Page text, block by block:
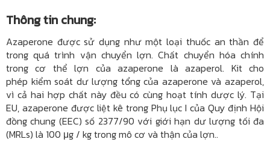
Thông tin chung:
Azaperone được sử dụng như một loại thuốc an thần để
trong quá trình vận chuyển lợn. Chất chuyển hóa chính
trong cơ thể lợn của azaperone là azaperol. Kit cho
phép kiểm soát dư lượng tổng của azaperone và azaperol,
vì cả hai hợp chất này đều có cùng hoạt tính dược lý. Tại
EU, azaperone được liệt kê trong Phụ lục I của Quy định Hội
đồng chung (EEC) số 2377/90 với giới hạn dư lượng tối đa
(MRLs) là 100 μg / kg trong mô cơ và thận của lợn..